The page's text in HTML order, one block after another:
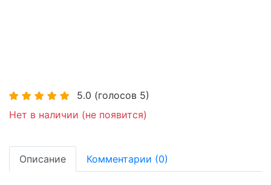
5.0 (голосов 5)
Нет в наличии (не появится)
Описание Комментарии (0)